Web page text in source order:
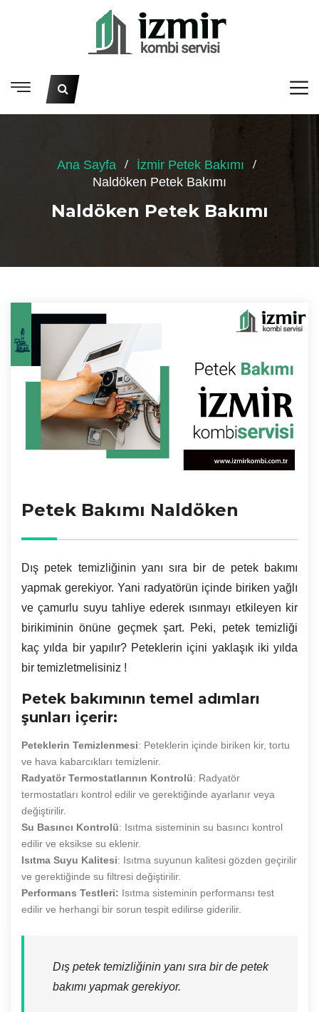
Ana Sayfa
İzmir Petek Bakımı
Naldöken Petek Bakımı
Naldöken Petek Bakımı
Petek Bakımı Naldöken
Dış petek temizliğinin yanı sıra bir de petek bakımı
yapmak gerekiyor. Yani radyatörün içinde biriken yağlı
ve çamurlu suyu tahliye ederek ısınmayı etkileyen kir
birikiminin önüne geçmek şart. Peki, petek temizliği
kaç yılda bir yapılır? Peteklerin içini yaklaşık iki yılda
bir temizletmelisiniz !
Petek bakımının temel adımları
şunları içerir:
Peteklerin Temizlenmesi: Peteklerin içinde biriken kir, tortu
ve hava kabarcıkları temizlenir.
Radyatör Termostatlarının Kontrolü: Radyatör
termostatları kontrol edilir ve gerektiğinde ayarlanır veya
değiştirilir.
Su Basıncı Kontrolü: Isıtma sisteminin su basıncı kontrol
edilir ve eksikse su eklenir.
Isıtma Suyu Kalitesi: Isıtma suyunun kalitesi gözden geçirilir
ve gerektiğinde su filtresi değiştirilir.
Performans Testleri: Isıtma sisteminin performansı test
edilir ve herhangi bir sorun tespit edilirse giderilir.
Dış petek temizliğinin yanı sıra bir de petek
bakımı yapmak gerekiyor.